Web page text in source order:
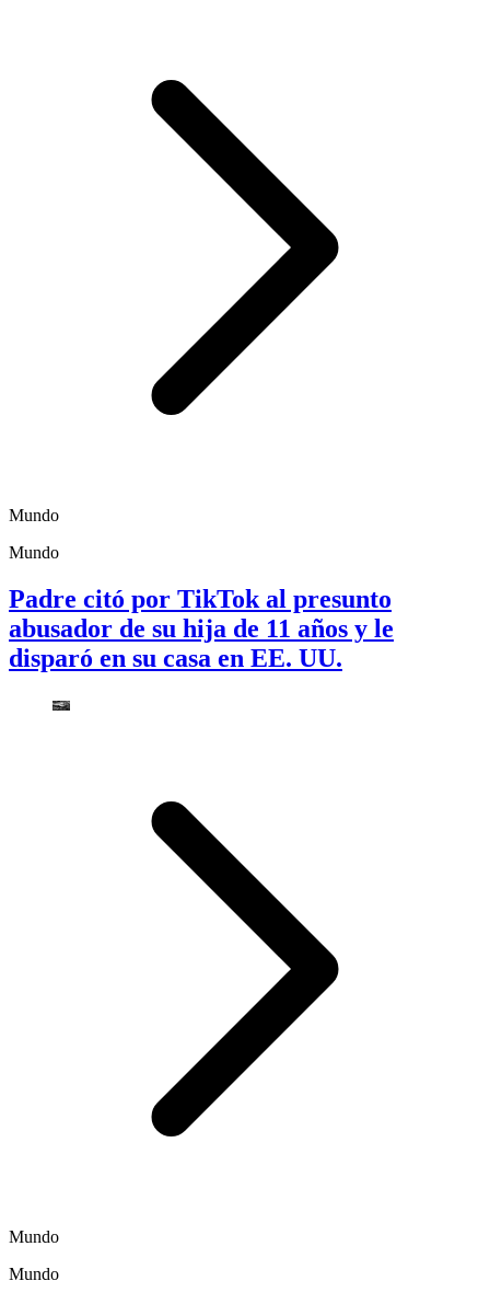
Mundo
Mundo
Padre citó por TikTok al presunto
abusador de su hija de 11 años y le
disparó en su casa en EE. UU.
Mundo
Mundo